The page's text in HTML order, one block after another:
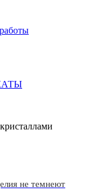
не темнеют